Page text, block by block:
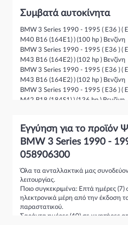
17111719994
17111723537
1712982
1712996
1719302
1719304
1723537
Συμβατά αυτοκίνητα
BMW 3 Series 1990 - 1995 ( E36 ) (
M40 B16 (164E1) ) (100 hp ) Βενζίνη
BMW 3 Series 1990 - 1995 ( E36 ) (
M43 B16 (164E2) ) (102 hp ) Βενζίνη
BMW 3 Series 1990 - 1995 ( E36 ) (
M43 B16 (164E2) ) (102 hp ) Βενζίνη
BMW 3 Series 1990 - 1995 ( E36 ) (
M42 B18 (184S1) ) (136 hp ) Βενζίνη
BMW 3 Series 1990 - 1995 ( E36 ) (
M43 B18 (184E2) ) (115 hp ) Βενζίνη
BMW 3 Series 1990 - 1995 ( E36 ) (
M42 B18 (184S1) ) (140 hp ) Βενζίνη
BMW 3 Series 1990 - 1995 ( E36 ) (
M44 B19 (194S1) ) (140 hp ) Βενζίνη
BMW 3 Series 1995 - 2000 ( E36 F/
M40 B16 (164E1) ) (100 hp ) Βενζίνη
BMW 3 Series 1995 - 2000 ( E36 F/
Εγγύηση για το προϊόν
BMW 3 Series 1990 -
058906300
Όλα τα ανταλλακτικά μας
λειτουργίας.
Ποιο συγκεκριμένα: Επτά ημέρες (7)
ηλεκτρονικά μέρη από την έκδοση
παραστατικού.
Σαράντα ημέρες (40) σε κινητήρες